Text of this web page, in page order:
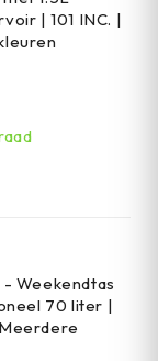
| 101 INC. |
Weekendtas
70 liter |